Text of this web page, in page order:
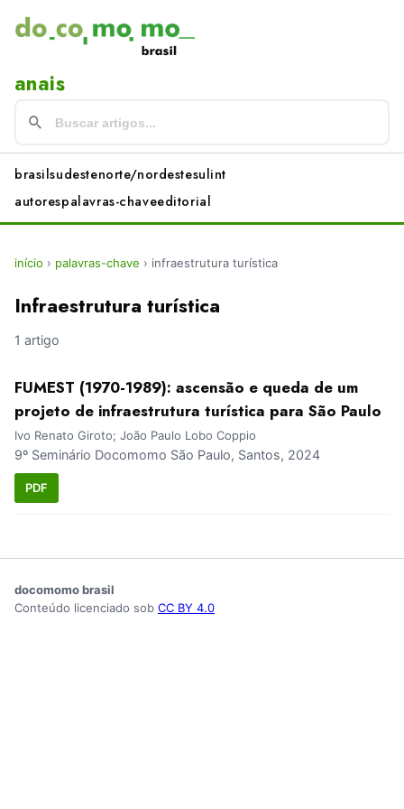
anais
brasilsudestenorte/nordestesulint
autorespalavras-chaveeditorial
início › palavras-chave › infraestrutura turística
Infraestrutura turística
1 artigo
FUMEST (1970-1989): ascensão e queda de um
projeto de infraestrutura turística para São Paulo
Ivo Renato Giroto; João Paulo Lobo Coppio
9º Seminário Docomomo São Paulo, Santos, 2024
PDF
docomomo brasil
Conteúdo licenciado sob CC BY 4.0